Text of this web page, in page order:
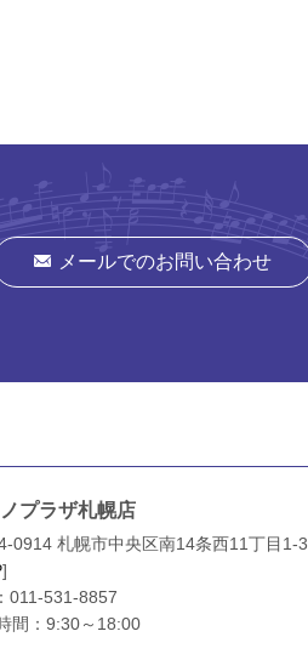
メールでのお問い合わせ
プラザ札幌店
0914 札幌市中央区南14条西11丁目1-3
]
011-531-8857
間：9:30～18:00